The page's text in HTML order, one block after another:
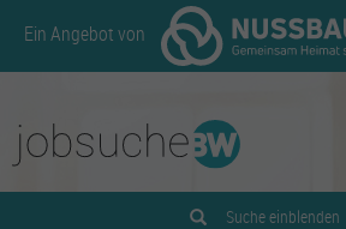
Ein Angebot von
Suche einblenden